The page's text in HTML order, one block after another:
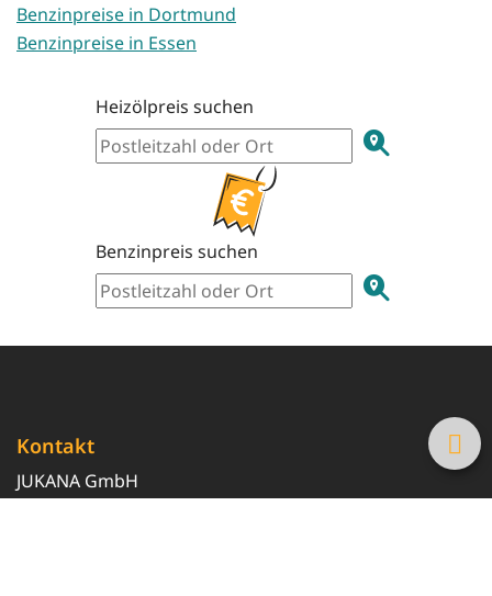
Benzinpreise in Dortmund
Benzinpreise in Essen
Heizölpreis suchen
Benzinpreis suchen
Kontakt
JUKANA GmbH